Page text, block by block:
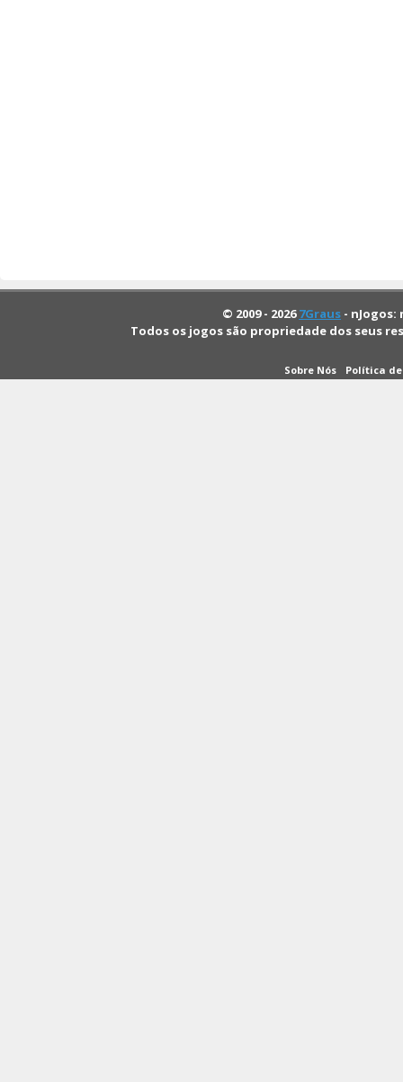
© 2009 - 20267Graus -
Todos os jogos são propriedade dos seus
Sobre Nós Política